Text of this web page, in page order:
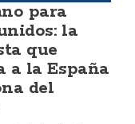
para
la
que
a la España
del